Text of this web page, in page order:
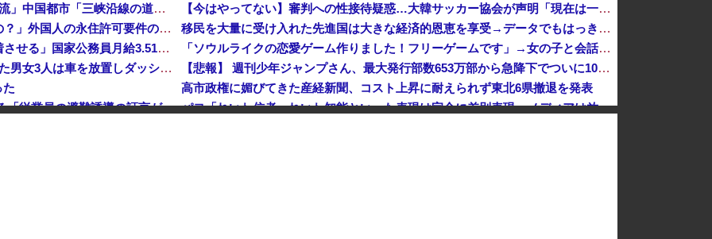
中国「大洪水！」三峡ダム「9門開放！（全力放流」中国都市「三峡沿線の道路水没」中国政府「高速道路封鎖！」中国ダム「緊急放流に合わせて開門（土砂崩れ発生」→
「あきれてモノが言えない」「国を維持できるの？」外国人の永住許可要件の厳格化で在日中国人の本音は？
高市総理「物価上昇を上回る賃上げを日本に定着させる」国家公務員月給3.51％増へ 地方公務員も追随する見通し
【鹿児島】 突然右折し路面電車と衝突 乗っていた男女3人は車を放置しダッシュで逃走中
た
【イオンモール熊本】 一転して話が変わってくる「従業員の避難誘導の証言が複数」イオン側が社内規定に抵触していた疑い
【今はやってない】審判への性接待疑惑…大韓サッカー協会が声明「現在は一切発生していない」
移民を大量に受け入れた先進国は大きな経済的恩恵を享受→データでもはっきり日本一人負け示される [8/8]
「ソウルライクの恋愛ゲーム作りました！フリーゲームです」→女の子と会話して「弱攻撃」「強攻撃」「パリィ」「ローリング」を選ぶガチでダークソウルな...
【悲報】 週刊少年ジャンプさん、最大発行部数653万部から急降下でついに100万部を割ってしまうwwwwww
高市政権に媚びてきた産経新聞、コスト上昇に耐えられず東北6県撤退を発表
パヨ「れいわ信者、れいわ知能といった表現は完全に差別表現。メディアは放送禁止用語に指定するべき」